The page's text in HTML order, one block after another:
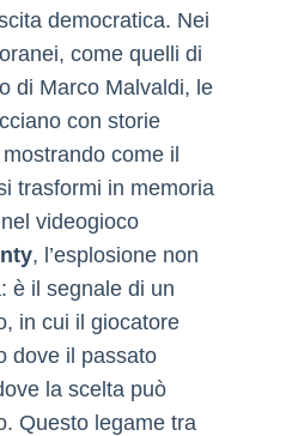
democratica. Nei
come quelli di
di Marco Malvaldi, le
con storie
come il
trasformi in memoria
videogioco
, l’esplosione non
è il segnale di un
in cui il giocatore
dove il passato
la scelta può
Questo legame tra